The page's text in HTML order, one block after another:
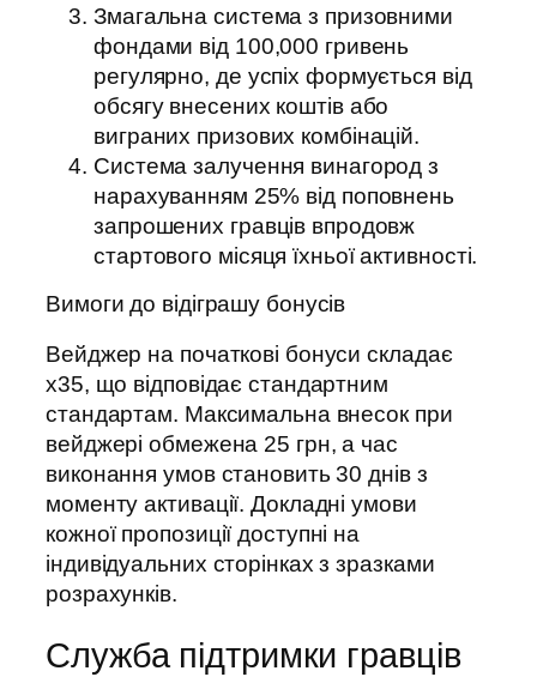
Змагальна система з призовними
фондами від 100,000 гривень
регулярно, де успіх формується від
обсягу внесених коштів або
виграних призових комбінацій.
Система залучення винагород з
нарахуванням 25% від поповнень
запрошених гравців впродовж
стартового місяця їхньої активності.
Вимоги до відіграшу бонусів
Вейджер на початкові бонуси складає
х35, що відповідає стандартним
стандартам. Максимальна внесок при
вейджері обмежена 25 грн, а час
виконання умов становить 30 днів з
моменту активації. Докладні умови
кожної пропозиції доступні на
індивідуальних сторінках з зразками
розрахунків.
Служба підтримки гравців